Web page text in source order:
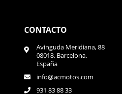
CONTACTO
Avinguda Meridiana, 88
08018, Barcelona,
España
info@acmotos.com
931 83 88 33